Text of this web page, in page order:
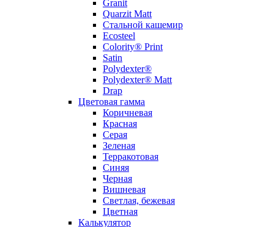
Granit
Quarzit Matt
Стальной кашемир
Ecosteel
Colority® Print
Satin
Polydexter®
Polydexter® Matt
Drap
Цветовая гамма
Коричневая
Красная
Серая
Зеленая
Терракотовая
Синяя
Черная
Вишневая
Светлая, бежевая
Цветная
Калькулятор